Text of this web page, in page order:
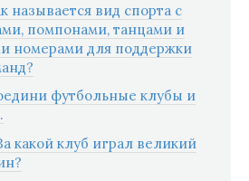
называется вид спорта с
помпонами, танцами и
номерами для поддержки
футбольные клубы и
какой клуб играл великий